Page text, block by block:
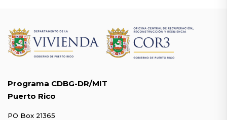
Programa CDBG-DR/MIT
Puerto Rico
PO Box 21365